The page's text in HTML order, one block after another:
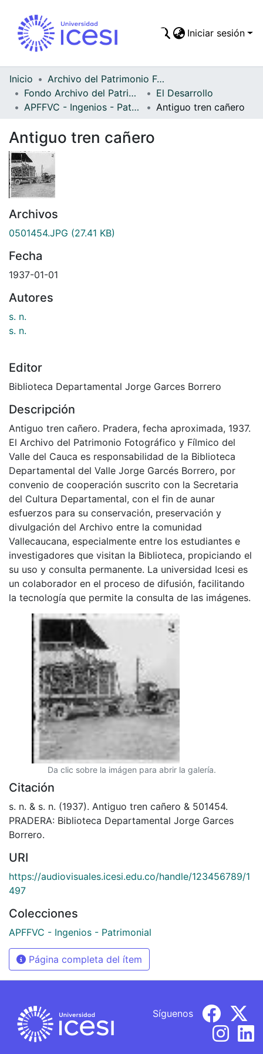
Todo DSpace
Estadísticas
Iniciar sesión
Inicio
Archivo del Patrimonio Fotográfico y Fílmico del Valle del Cauca
Fondo Archivo del Patrimonio Fotográfico y Fílmico del Valle del Cauca
El Desarrollo
APFFVC - Ingenios - Patrimonial
Antiguo tren cañero
Antiguo tren cañero
Archivos
0501454.JPG (27.41 KB)
Fecha
1937-01-01
Autores
s. n.
s. n.
Editor
Biblioteca Departamental Jorge Garces Borrero
Descripción
Antiguo tren cañero. Pradera, fecha aproximada, 1937.
El Archivo del Patrimonio Fotográfico y Fílmico del
Valle del Cauca es responsabilidad de la Biblioteca
Departamental del Valle Jorge Garcés Borrero, por
convenio de cooperación suscrito con la Secretaria
del Cultura Departamental, con el fin de aunar
esfuerzos para su conservación, preservación y
divulgación del Archivo entre la comunidad
Vallecaucana, especialmente entre los estudiantes e
investigadores que visitan la Biblioteca, propiciando el
su uso y consulta permanente. La universidad Icesi es
un colaborador en el proceso de difusión, facilitando
la tecnología que permite la consulta de las imágenes.
Da clic sobre la imágen para abrir la galería.
Citación
s. n. & s. n. (1937). Antiguo tren cañero & 501454.
PRADERA: Biblioteca Departamental Jorge Garces
Borrero.
URI
https://audiovisuales.icesi.edu.co/handle/123456789/1
497
Colecciones
APFFVC - Ingenios - Patrimonial
Página completa del ítem
Síguenos